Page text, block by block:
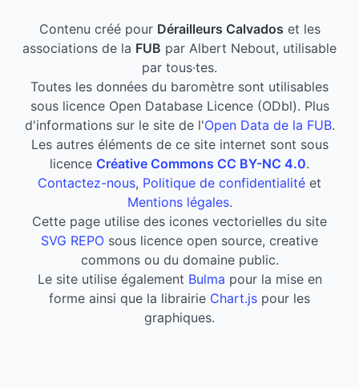
Contenu créé pour Dérailleurs Calvados et les
associations de la FUB par Albert Nebout, utilisable
par tous·tes.
Toutes les données du baromètre sont utilisables
sous licence Open Database Licence (ODbl). Plus
d'informations sur le site de l'Open Data de la FUB.
Les autres éléments de ce site internet sont sous
licence Créative Commons CC BY-NC 4.0.
Contactez-nous, Politique de confidentialité et
Mentions légales.
Cette page utilise des icones vectorielles du site
SVG REPO sous licence open source, creative
commons ou du domaine public.
Le site utilise également Bulma pour la mise en
forme ainsi que la librairie Chart.js pour les
graphiques.